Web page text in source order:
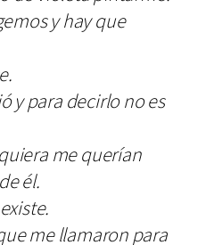
y hay que
y para decirlo no es
me querían
él.
me llamaron para